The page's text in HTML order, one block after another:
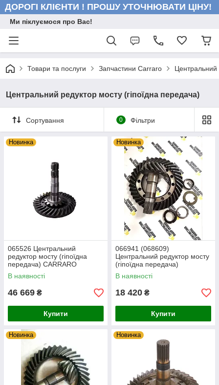
ДОРОГІ КЛІЄНТИ ! ПРОШУ УТОЧНЮВАТИ ЦІНУ!
Ми піклуємося про Вас!
Товари та послуги Запчастини Carraro Центральний
Центральний редуктор мосту (гіпоїдна передача)
Сортування 0 Фільтри
Новинка
065526 Центральний
редуктор мосту (гіпоїдна
передача) CARRARO
В наявності
46 669 ₴
Купити
Новинка
066941 (068609)
Центральний редуктор мосту
(гіпоїдна передача)
CARRARO
В наявності
18 420 ₴
Купити
Новинка Новинка